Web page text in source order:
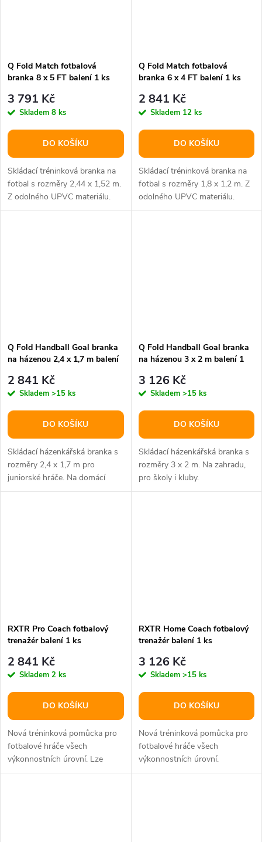
Q Fold Match fotbalová
branka 8 x 5 FT balení 1 ks
3 791 Kč
Skladem 8 ks
DO KOŠÍKU
Skládací tréninková branka na
fotbal s rozměry 2,44 x 1,52 m.
Z odolného UPVC materiálu.
Q Fold Match fotbalová
branka 6 x 4 FT balení 1 ks
2 841 Kč
Skladem 12 ks
DO KOŠÍKU
Skládací tréninková branka na
fotbal s rozměry 1,8 x 1,2 m. Z
odolného UPVC materiálu.
Q Fold Handball Goal branka
na házenou 2,4 x 1,7 m balení
2 841 Kč
Skladem >15 ks
DO KOŠÍKU
Skládací házenkářská branka s
rozměry 2,4 x 1,7 m pro
juniorské hráče. Na domácí
použití i pro kluby.
Q Fold Handball Goal branka
na házenou 3 x 2 m balení 1
3 126 Kč
Skladem >15 ks
DO KOŠÍKU
Skládací házenkářská branka s
rozměry 3 x 2 m. Na zahradu,
pro školy i kluby.
RXTR Pro Coach fotbalový
trenažér balení 1 ks
2 841 Kč
Skladem 2 ks
DO KOŠÍKU
Nová tréninková pomůcka pro
fotbalové hráče všech
výkonnostních úrovní. Lze
propojit s dalšími trenažéry pro
RXTR Home Coach fotbalový
trenažér balení 1 ks
3 126 Kč
Skladem >15 ks
DO KOŠÍKU
Nová tréninková pomůcka pro
fotbalové hráče všech
výkonnostních úrovní.